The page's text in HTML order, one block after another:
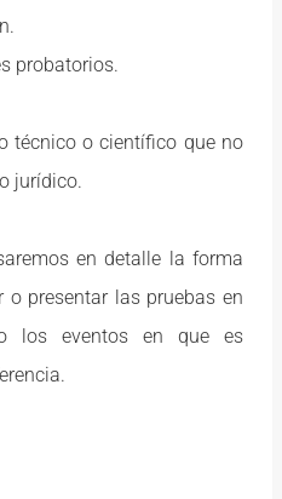
probatorios.
técnico o científico que no
jurídico.
en detalle la forma
o presentar las pruebas en
los eventos en que es